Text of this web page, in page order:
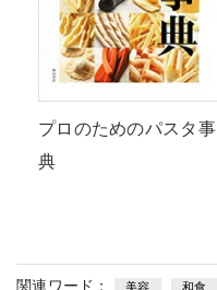
プロのためのパスタ事
典
関連ワード： 美容 和食